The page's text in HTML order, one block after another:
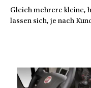
Gleich mehrere kleine,
lassen sich, je nach